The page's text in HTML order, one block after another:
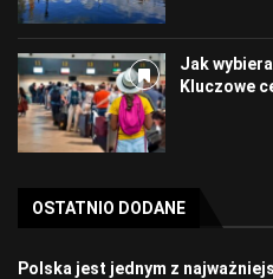
Jak
Kluczowe
OSTATNIO DODANE
Polska jest jednym z